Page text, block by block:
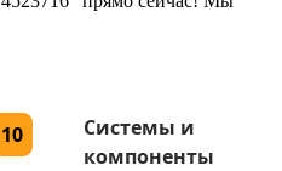
10
Системы и
компоненты